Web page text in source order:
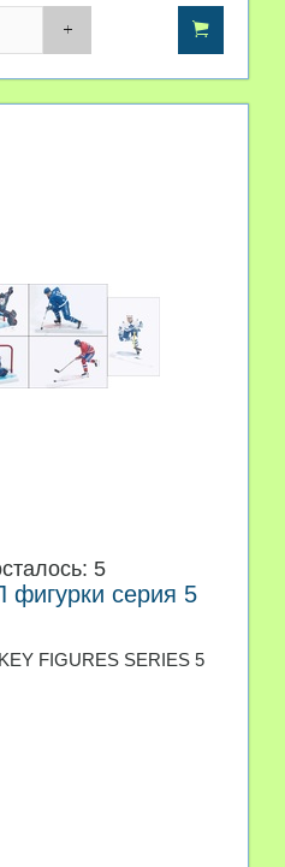
5
фигурки серия 5
FIGURES SERIES 5